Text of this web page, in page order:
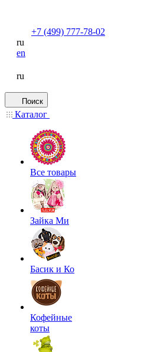
+7 (499) 777-78-02
ru
en
ru
Поиск
Каталог
Все товары
Зайка Ми
Басик и Ко
Кофейные
коты